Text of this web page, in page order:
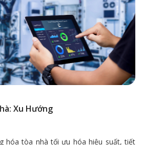
Xu Hướng
hóa tòa nhà tối ưu hóa hiệu suất, tiết